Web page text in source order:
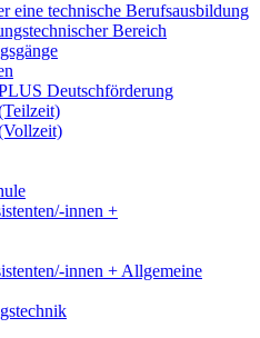
eine technische Berufsausbildung
Bereich
Deutschförderung
innen +
innen + Allgemeine